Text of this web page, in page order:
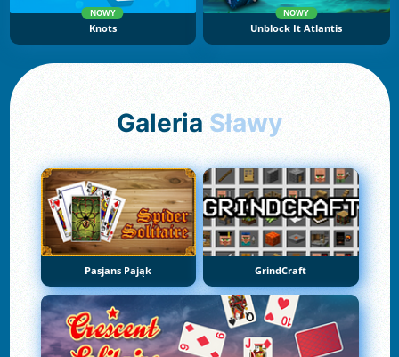
NOWY
Knots
NOWY
Unblock It Atlantis
Galeria Sławy
Pasjans Pająk GrindCraft